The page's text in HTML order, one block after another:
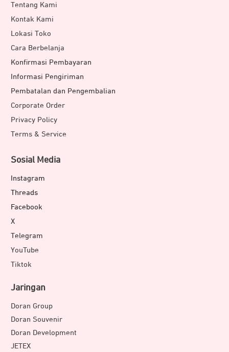
Tentang Kami
Kontak Kami
Lokasi Toko
Cara Berbelanja
Konfirmasi Pembayaran
Informasi Pengiriman
Pembatalan dan Pengembalian
Corporate Order
Privacy Policy
Terms & Service
Sosial Media
Instagram
Threads
Facebook
X
Telegram
YouTube
Tiktok
Jaringan
Doran Group
Doran Souvenir
Doran Development
JETEX